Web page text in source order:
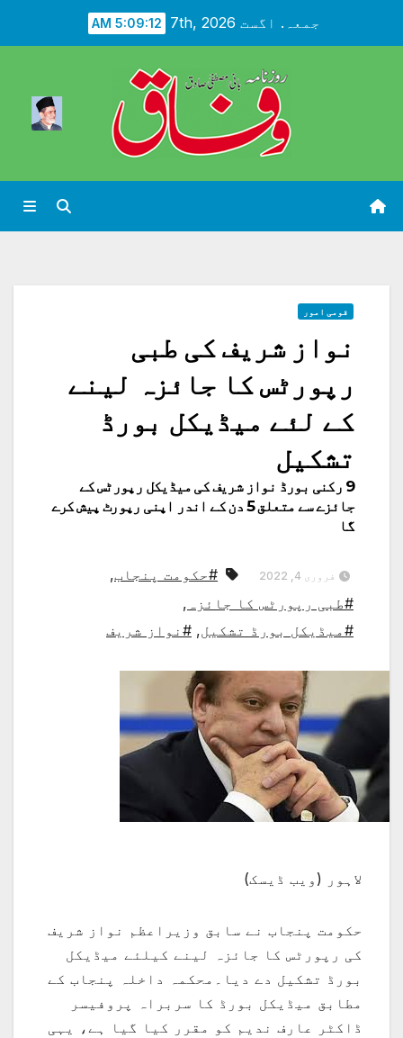
جمعہ. اگست 7th, 2026 5:09:13 AM
قومی امور
نواز شریف کی طبی
رپورٹس کا جائزہ لینے
کے لئے میڈیکل بورڈ
تشکیل
9 رکنی بورڈ نواز شریف کی میڈیکل رپورٹس کے
جائزے سے متعلق 5 دن کے اندر اپنی رپورٹ پیش کرے
گا
فروری 4, 2022 #حکومت پنجاب,
#طبی رپورٹس کا جائزہ ,
#میڈیکل بورڈ تشکیل, #نواز شریف
لاہور (ویب ڈیسک)
حکومت پنجاب نے سابق وزیراعظم نواز شریف
کی رپورٹس کا جائزہ لینے کیلئے میڈیکل
بورڈ تشکیل دے دیا۔محکمہ داخلہ پنجاب کے
مطابق میڈیکل بورڈ کا سربراہ پروفیسر
ڈاکٹر عارف ندیم کو مقرر کیا گیا ہے، یہی